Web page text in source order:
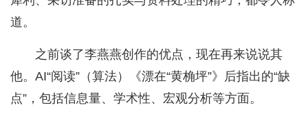
道。
之前谈了李燕燕创作的优点，现在再来说说其
他。AI“阅读”（算法）《漂在“黄桷坪”》后指出的“缺
点”，包括信息量、学术性、宏观分析等方面。